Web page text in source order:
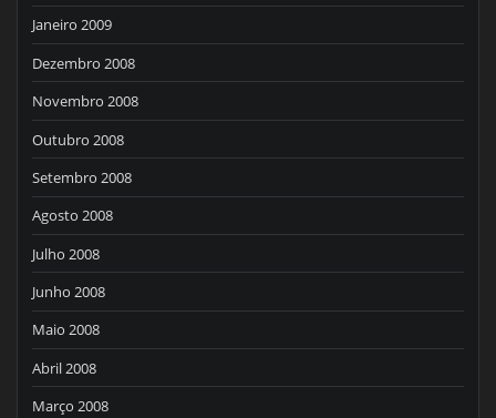
Janeiro 2009
Dezembro 2008
Novembro 2008
Outubro 2008
Setembro 2008
Agosto 2008
Julho 2008
Junho 2008
Maio 2008
Abril 2008
Março 2008